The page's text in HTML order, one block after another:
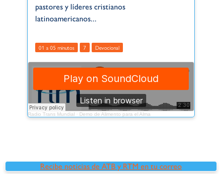
pastores y líderes cristianos
latinoamericanos...
01 a 05 minutos 7 Devocional
Radio Trans Mundial · Demo de Alimento para el Alma
Recibe noticias de ATB y RTM en tu correo